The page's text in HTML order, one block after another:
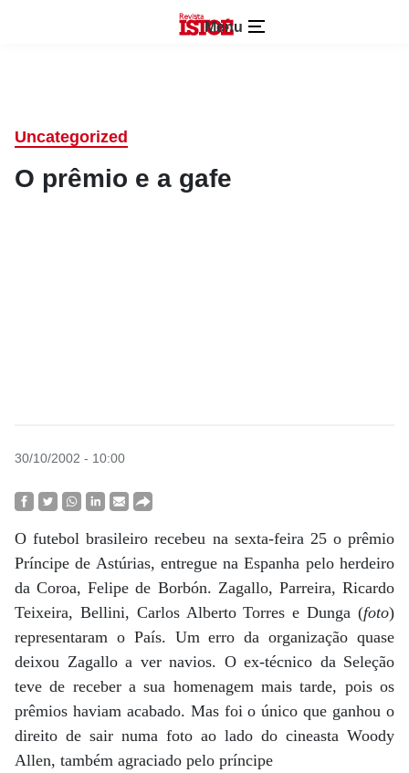
Menu
Uncategorized
O prêmio e a gafe
30/10/2002 - 10:00
O futebol brasileiro recebeu na sexta-feira 25 o prêmio
Príncipe de Astúrias, entregue na Espanha pelo herdeiro
da Coroa, Felipe de Borbón. Zagallo, Parreira, Ricardo
Teixeira, Bellini, Carlos Alberto Torres e Dunga (foto)
representaram o País. Um erro da organização quase
deixou Zagallo a ver navios. O ex-técnico da Seleção
teve de receber a sua homenagem mais tarde, pois os
prêmios haviam acabado. Mas foi o único que ganhou o
direito de sair numa foto ao lado do cineasta Woody
Allen, também agraciado pelo príncipe